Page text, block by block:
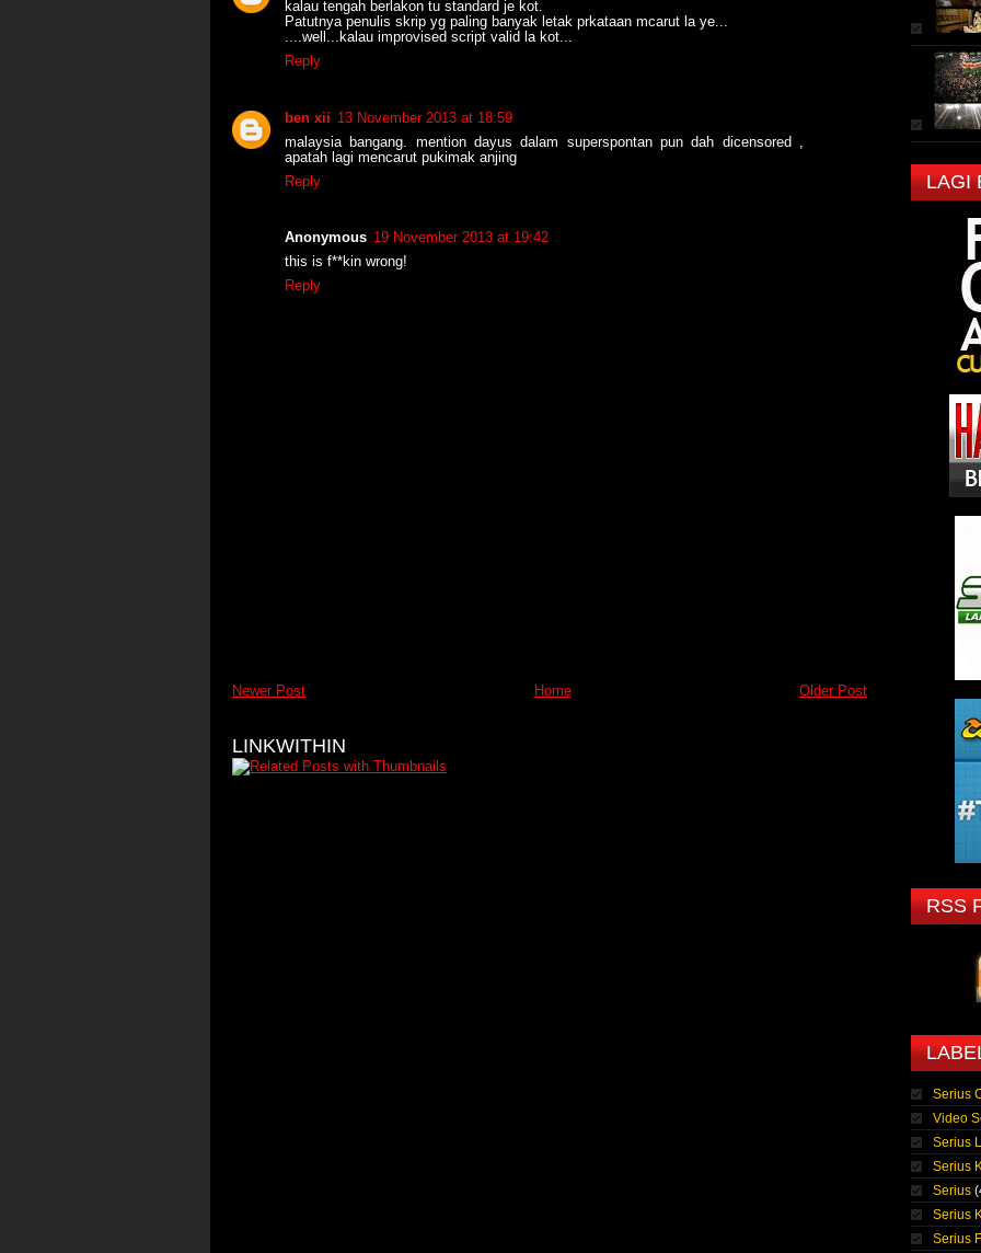
kalau tengah berlakon tu standard je kot.
Patutnya penulis skrip yg paling banyak letak prkataan mcarut la ye...
....well...kalau improvised script valid la kot...
Reply
ben xii 13 November 2013 at 18:59
malaysia bangang. mention dayus dalam superspontan pun dah dicensored ,
apatah lagi mencarut pukimak anjing
Reply
Anonymous 19 November 2013 at 19:42
this is f**kin wrong!
Reply
Newer Post Older Post
Home
LINKWITHIN
LAGI
RSS
Serius
Video
Serius
Serius
Serius
Serius
Serius